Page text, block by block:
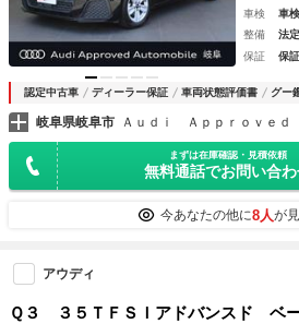
車検
車
整備
法
保証
保
認定中古車 ディーラー保証 車両状態評価書 グー
岐阜県岐阜市 Ａｕｄｉ Ａｐｐｒｏｖｅ
まずは在庫確認・見積依頼
無料通話でお問い合
今あなたの他に8人が
アウディ
Ｑ３ ３５ＴＦＳＩアドバンスド ベ